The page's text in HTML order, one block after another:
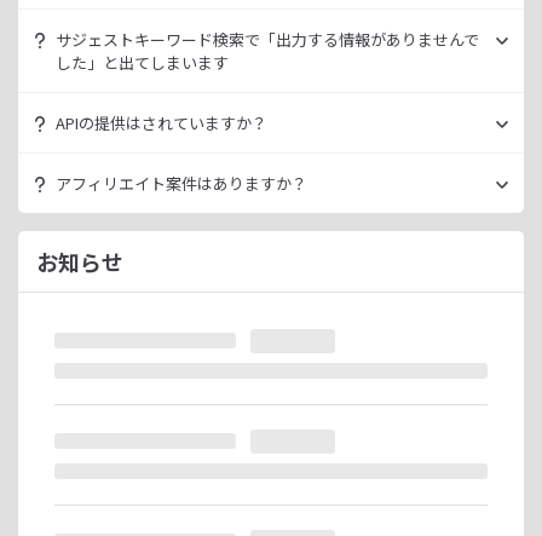
ただ、有料プランを利用することでよりニッチなキーワード
上させることができます。
ラッコID（メールアドレスのみ30秒登録）にご登録いただく
ことで制限が緩和されます。（※制限リセットは0時）
ご登録済みで制限に到達された場合は、有料プランのご利用
サジェストキーワード検索で「出力する情報がありませんで
した」と出てしまいます
ッコキーワードでも出力することができません。
サジェスト情報を出さない仕様になっております。
今後はサジェスト以外のキーワード取得手段も有料プランに
て提供してまいりますので、そちらにて対応できる見通しで
ございます。
APIの提供はされていますか？
詳細は ラッコキーワードAPIドキュメント
い。
アフィリエイト案件はありますか？
ラッコIDアフィリエイトにて、「ラッコキーワード」のアフ
ィリエイト案件をお取り扱いいたしております。
無料のユーザー登録、利用開始（初回ログイン）と有料プラ
ラッコIDアフィリエイトは、「ユーザー情報」「銀行口座情
お知らせ